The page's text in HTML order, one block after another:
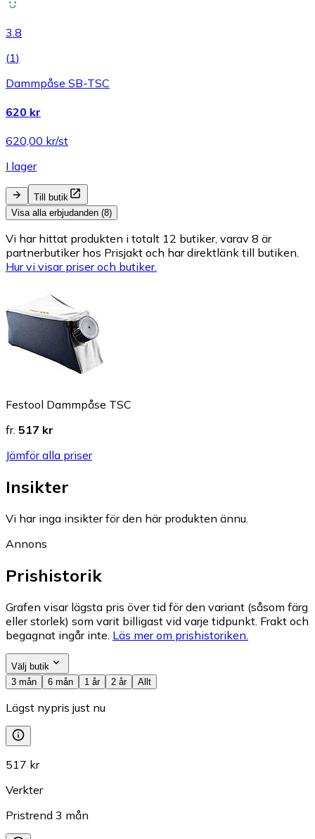
3.8
(1)
Dammpåse SB-TSC
620 kr
620,00 kr/st
I lager
Till butik
Visa alla erbjudanden (8)
Vi har hittat produkten i totalt 12 butiker, varav 8 är
partnerbutiker hos Prisjakt och har direktlänk till butiken.
Hur vi visar priser och butiker.
Festool Dammpåse TSC
fr. 517 kr
Jämför alla priser
Insikter
Vi har inga insikter för den här produkten ännu.
Annons
Prishistorik
Grafen visar lägsta pris över tid för den variant (såsom färg
eller storlek) som varit billigast vid varje tidpunkt. Frakt och
begagnat ingår inte. Läs mer om prishistoriken.
Välj butik
3 mån
6 mån 1 år 2 år Allt
Lägst nypris just nu
517 kr
Verkter
Pristrend 3 mån